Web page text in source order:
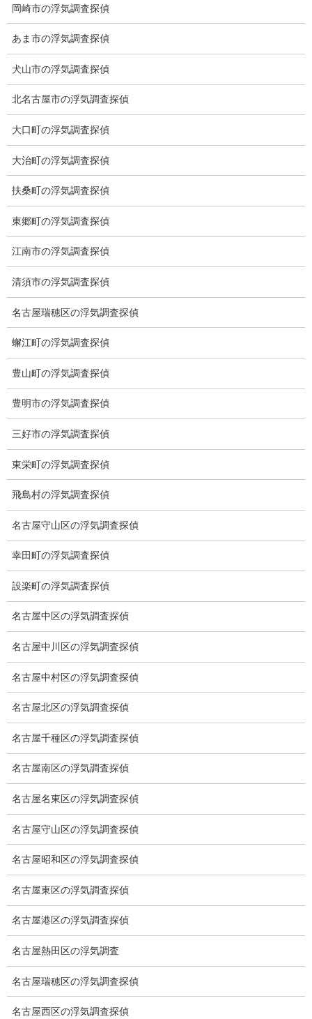
※弊社から24時間以内に返信が無い場合、再度LINE又はお電話を
お願いいたします。
カテゴリー
ブログ (496)
お知らせ (1)
ご挨拶
システム
クーリング・オフ
ワンストップサービス
アフターフォロー
ミライリサーチのお約束
低料金の理由
スキルの高さ＝高額料金？
適正料金
稼働制って何？
探偵
探偵を本業
調査機器
探偵の資格
弁護士紹介
浮気調査
岡崎市の浮気調査探偵
あま市の浮気調査探偵
犬山市の浮気調査探偵
北名古屋市の浮気調査探偵
大口町の浮気調査探偵
大治町の浮気調査探偵
扶桑町の浮気調査探偵
東郷町の浮気調査探偵
江南市の浮気調査探偵
清須市の浮気調査探偵
名古屋瑞穂区の浮気調査探偵
蠏江町の浮気調査探偵
豊山町の浮気調査探偵
豊明市の浮気調査探偵
三好市の浮気調査探偵
東栄町の浮気調査探偵
飛島村の浮気調査探偵
名古屋守山区の浮気調査探偵
幸田町の浮気調査探偵
設楽町の浮気調査探偵
名古屋中区の浮気調査探偵
名古屋中川区の浮気調査探偵
名古屋中村区の浮気調査探偵
名古屋北区の浮気調査探偵
名古屋千種区の浮気調査探偵
名古屋南区の浮気調査探偵
名古屋名東区の浮気調査探偵
名古屋守山区の浮気調査探偵
名古屋昭和区の浮気調査探偵
名古屋東区の浮気調査探偵
名古屋港区の浮気調査探偵
名古屋熱田区の浮気調査
名古屋瑞穂区の浮気調査探偵
名古屋西区の浮気調査探偵